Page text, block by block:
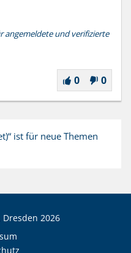
angemeldete und verifizierte
0 0
ist für neue Themen
Dresden 2026